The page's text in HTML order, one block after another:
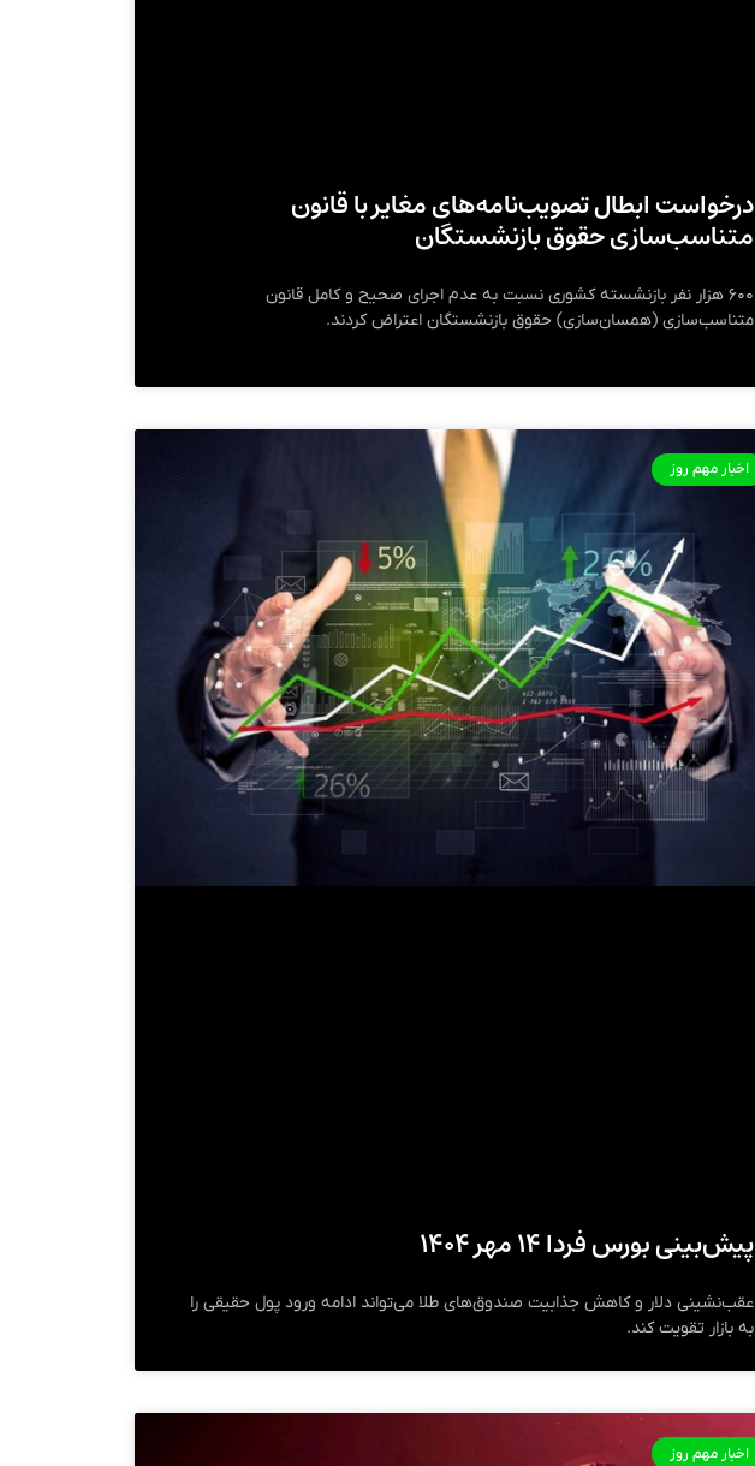
درخواست ابطال تصویب‌نامه‌های مغایر با قانون
متناسب‌سازی حقوق بازنشستگان
۶۰۰ هزار نفر بازنشسته کشوری نسبت به عدم اجرای صحیح و کامل قانون
متناسب‌سازی (همسان‌سازی) حقوق بازنشستگان اعتراض کردند.
اخبار مهم روز
پیش‌بینی بورس فردا ۱۴ مهر ۱۴۰۴
عقب‌نشینی دلار و کاهش جذابیت صندوق‌های طلا می‌تواند ادامه ورود پول حقیقی را
به بازار تقویت کند.
اخبار مهم روز